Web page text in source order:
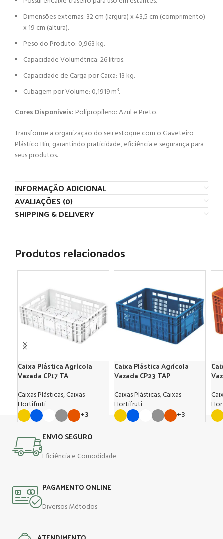
Dimensões externas: 32 cm (largura) x 43,5 cm (comprimento)
x 19 cm (altura).
Peso do Produto: 0,963 kg.
Capacidade Volumétrica: 26 litros.
Capacidade de Carga por Caixa: 13 kg.
Cubagem por Volume: 0,1919 m³.
Cores Disponíveis: Polipropileno: Azul e Preto.
Transforme a organização do seu estoque com o Gaveteiro
Plástico Bin, garantindo praticidade, eficiência e segurança para
seus produtos.
INFORMAÇÃO ADICIONAL
AVALIAÇÕES (0)
SHIPPING & DELIVERY
Produtos relacionados
Caixa Plástica Agrícola
Vazada CP17 TA
Caixas Plásticas,Caixas
Hortifruti
+3
Caixa Plástica Agrícola
Vazada CP23 TAP
Caixas Plásticas,Caixas
Hortifruti
+3
ENVIO SEGURO
Eficiência e Comodidade
PAGAMENTO ONLINE
Diversos Métodos
produtos a sua lista e depois cote todos de uma só
vez.
Ver um tutorial detalhado